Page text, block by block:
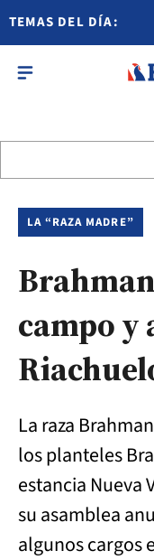
TEMAS DEL DÍA:
LA “RAZA MADRE”
campo y
La raza
los planteles
estancia Nueva
su asamblea
algunos cargos